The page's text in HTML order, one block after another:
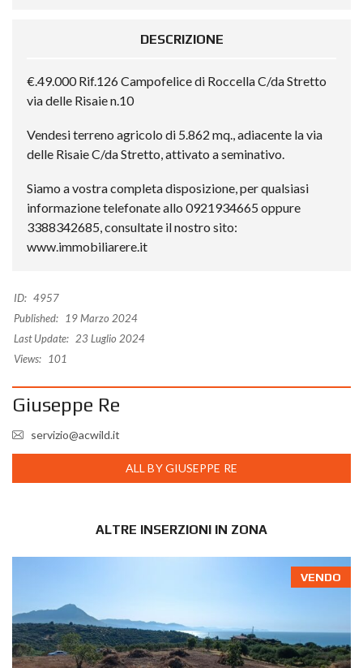
DESCRIZIONE
€.49.000 Rif.126 Campofelice di Roccella C/da Stretto
via delle Risaie n.10
Vendesi terreno agricolo di 5.862 mq., adiacente la via
delle Risaie C/da Stretto, attivato a seminativo.
Siamo a vostra completa disposizione, per qualsiasi
informazione telefonate allo 0921934665 oppure
3388342685, consultate il nostro sito:
www.immobiliarere.it
ID: 4957
Published:
19 Marzo 2024
Last Update: 23 Luglio 2024
Views:
101
Giuseppe Re
servizio@acwild.it
ALL BY GIUSEPPE RE
ALTRE INSERZIONI IN ZONA
VENDO